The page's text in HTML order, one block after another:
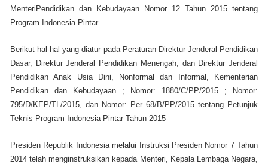
MenteriPendidikan dan Kebudayaan Nomor 12 Tahun 2015 tentang
Program Indonesia Pintar.
Berikut hal-hal yang diatur pada Peraturan Direktur Jenderal Pendidikan
Dasar, Direktur Jenderal Pendidikan Menengah, dan Direktur Jenderal
Pendidikan Anak Usia Dini, Nonformal dan Informal, Kementerian
Pendidikan dan Kebudayaan ; Nomor: 1880/C/PP/2015 ; Nomor:
795/D/KEP/TL/2015, dan Nomor: Per 68/B/PP/2015 tentang Petunjuk
Teknis Program Indonesia Pintar Tahun 2015
Presiden Republik Indonesia melalui Instruksi Presiden Nomor 7 Tahun
2014 telah menginstruksikan kepada Menteri, Kepala Lembaga Negara,